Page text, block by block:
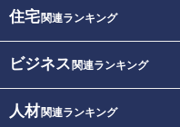
住宅関連ランキング
ビジネス 関連ランキング
人材関連ランキング